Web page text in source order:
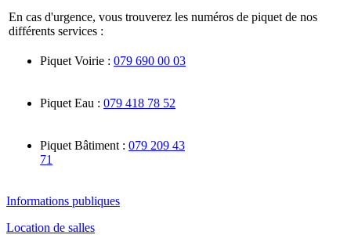
En cas d'urgence, vous trouverez les numéros de piquet de nos
différents services :
Piquet Voirie : 079 690 00 03
Piquet Eau : 079 418 78 52
Piquet Bâtiment : 079 209 43
71
Informations publiques
Location de salles